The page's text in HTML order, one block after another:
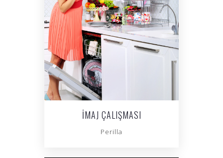
İMAJ ÇALIŞMASI
Perilla